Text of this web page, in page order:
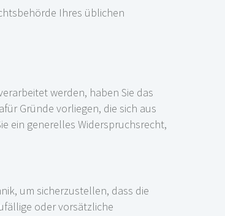
Ihres üblichen
werden, haben Sie das
Gründe vorliegen, die sich aus
ein generelles Widerspruchsrecht,
um sicherzustellen, dass die
oder vorsätzliche